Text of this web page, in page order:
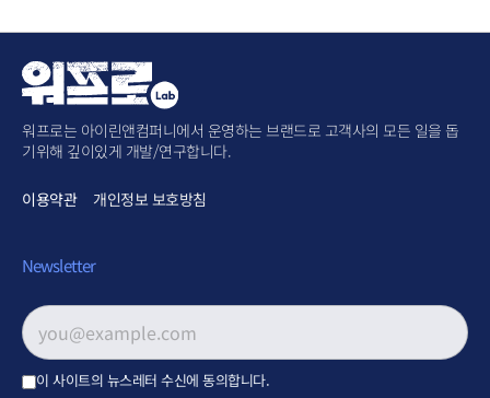
워프로는 아이린앤컴퍼니에서 운영하는 브랜드로 고객사의 모든 일을 돕
기위해 깊이있게 개발/연구합니다.
이용약관 개인정보 보호방침
Newsletter
이메일 주소*
이 사이트의 뉴스레터 수신에 동의합니다.